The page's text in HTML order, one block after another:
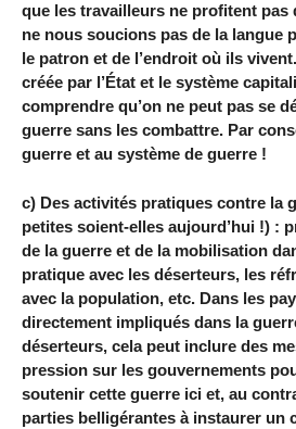
que les travailleurs ne profitent pas
ne nous soucions pas de la langue
le patron et de l’endroit où ils
créée par l’État et le système
comprendre qu’on ne peut pas se
guerre sans les combattre. Par
guerre et au système de guerre !
c) Des activités pratiques contre la
petites soient-elles aujourd’hui !) :
de la guerre et de la mobilisation
pratique avec les déserteurs, les
avec la population, etc. Dans les
directement impliqués dans la
déserteurs, cela peut inclure des
pression sur les gouvernements
soutenir cette guerre ici et, au
parties belligérantes à instaurer un